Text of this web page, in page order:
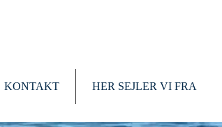
KONTAKT HER SEJLER VI FRA